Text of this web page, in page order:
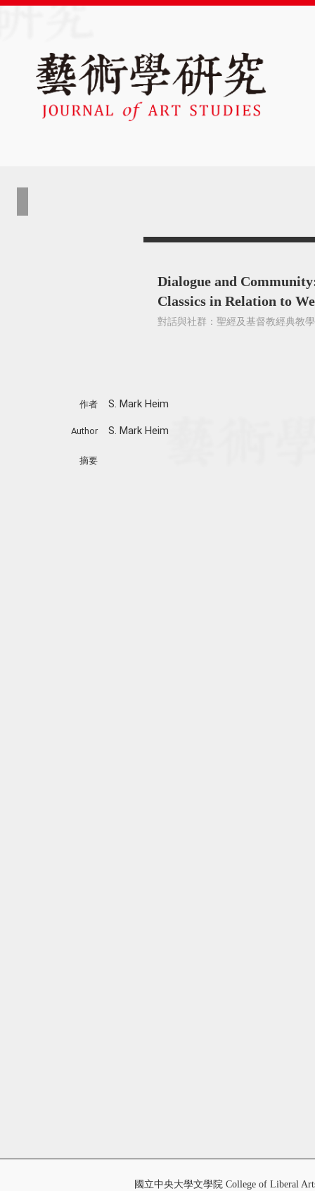
Dialogue and
Classics in Relation to
對話與社群：聖經及基督教經典教
作者 S. Mark Heim
Author S. Mark Heim
摘要
國立中央大學文學院 College of Liberal